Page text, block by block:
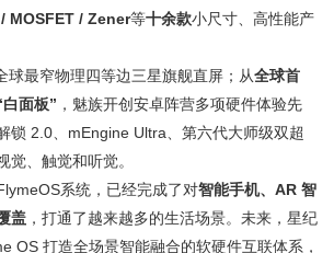
MOSFET / Zener等十余款小尺寸、高性能产
球最窄物理四等边三星旗舰直屏；从全球首
面板” ，魅族开创安卓阵营多项硬件体验先
锁 2.0、mEngine Ultra、第六代大师级双超
觉、触觉和听觉。
系统，已经完成了对智能手机、AR 智
盖 ，打通了越来越多的生活场景。未来，星纪
OS 打造全场景智能融合的软硬件互联体系，